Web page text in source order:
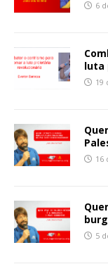
6
luta
19
16
5